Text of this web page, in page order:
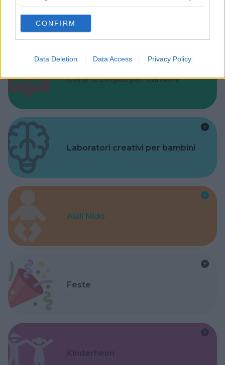
use your data for below specified purposes in below Google
consent section.
CONFIRM
Data Deletion Data Access Privacy Policy
Corsi di Lingua per bambini
Laboratori creativi per bambini
Asili Nido
Feste
Kinderheim